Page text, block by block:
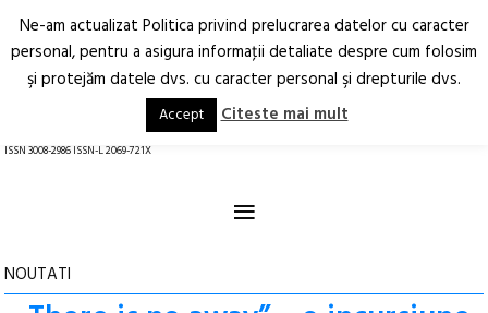
Arhitectură.
Oraș.
RO EN
ISSN 3008-2986 ISSN-L 2069-721X
≡
NOUTATI
Ne-am actualizat Politica privind prelucrarea datelor cu caracter
personal, pentru a asigura informaţii detaliate despre cum folosim
şi protejăm datele dvs. cu caracter personal şi drepturile dvs.
Accept Citeste mai mult